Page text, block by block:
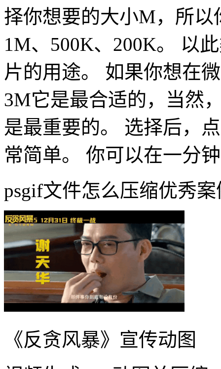
择你想要的大小M，所
1M、500K、200K。 以
片的用途。 如果你想在
3M它是最合适的，当然
是最重要的。 选择后，
常简单。 你可以在一分
psgif文件怎么压缩优秀案
《反贪风暴》宣传动图